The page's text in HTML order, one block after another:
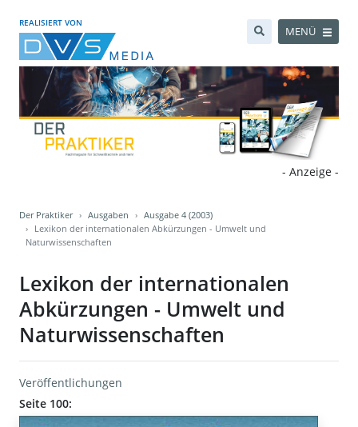
REALISIERT VON
MENÜ
- Anzeige -
Der Praktiker Ausgaben
Ausgabe 4 (2003)
Lexikon der internationalen Abkürzungen - Umwelt und
Naturwissenschaften
Lexikon der internationalen
Abkürzungen - Umwelt und
Naturwissenschaften
Veröffentlichungen
Seite 100: